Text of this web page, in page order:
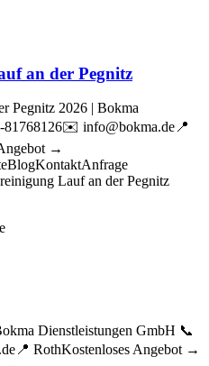
an der Pegnitz
Pegnitz 2026 | Bokma
81768126✉️ info@bokma.de📍
→
Lauf an der Pegnitz
Dienstleistungen GmbH 📞
RothKostenloses Angebot →